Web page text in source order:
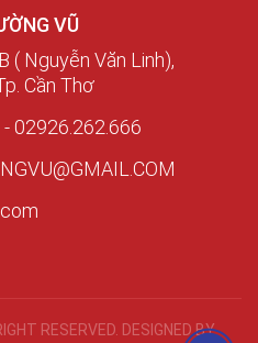
VŨ
( Nguyễn Văn Linh),
Cần Thơ
02926.262.666
RESERVED. DESIGNED BY